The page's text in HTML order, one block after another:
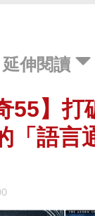
延伸閱讀
55】
「語言